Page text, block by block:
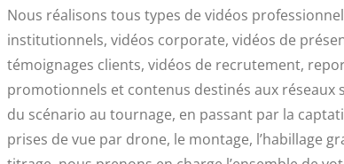
Nous réalisons tous types de vidéos
institutionnels, vidéos corporate, vidéos de
témoignages clients, vidéos de recrutement,
promotionnels et contenus destinés aux réseaux
du scénario au tournage, en passant par la
prises de vue par drone, le montage, l’habillage